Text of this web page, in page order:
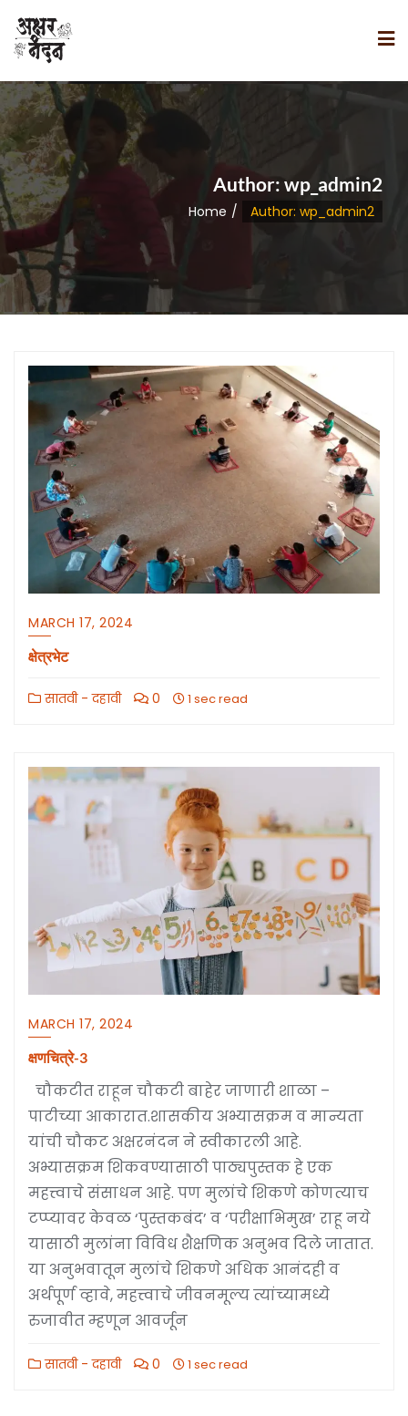
Author:wp_admin2
Home Author: wp_admin2
MARCH 17, 2024
क्षेत्रभेट
सातवी - दहावी 0 1 sec read
MARCH 17, 2024
क्षणचित्रे-3
चौकटीत राहून चौकटी बाहेर जाणारी शाळा –
पाटीच्या आकारात.शासकीय अभ्यासक्रम व मान्यता
यांची चौकट अक्षरनंदन ने स्वीकारली आहे.
अभ्यासक्रम शिकवण्यासाठी पाठ्यपुस्तक हे एक
महत्त्वाचे संसाधन आहे. पण मुलांचे शिकणे कोणत्याच
टप्प्यावर केवळ ‘पुस्तकबंद’ व ‘परीक्षाभिमुख’ राहू नये
यासाठी मुलांना विविध शैक्षणिक अनुभव दिले जातात.
या अनुभवातून मुलांचे शिकणे अधिक आनंदही व
अर्थपूर्ण व्हावे, महत्त्वाचे जीवनमूल्य त्यांच्यामध्ये
रुजावीत म्हणून आवर्जून
सातवी - दहावी 0 1 sec read